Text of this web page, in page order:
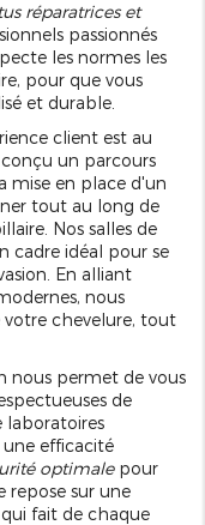
réparatrices et
passionnés
les normes les
pour que vous
et durable.
client est au
un parcours
mise en place d'un
tout au long de
Nos salles de
cadre idéal pour se
En alliant
nous
votre chevelure, tout
nous permet de vous
de
laboratoires
efficacité
optimalepour
repose sur une
fait de chaque